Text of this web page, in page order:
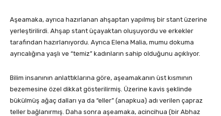
Aşeamaka, ayrıca hazırlanan ahşaptan yapılmış bir stant üzerine
yerleştirilirdi. Ahşap stant üçayaktan oluşuyordu ve erkekler
tarafından hazırlanıyordu. Ayrıca Elena Malia, mumu dokuma
ayrıcalığına yaşlı ve “temiz” kadınların sahip olduğunu açıklıyor.
Bilim insanının anlattıklarına göre, aşeamakanın üst kısmının
bezemesine özel dikkat gösterilirmiş. Üzerine kavis şeklinde
bükülmüş ağaç dalları ya da “eller” (anapkua) adı verilen çapraz
teller bağlanırmış. Daha sonra aşeamaka, acincihua (bir Abhaz